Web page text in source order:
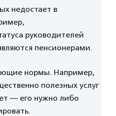
недостает в
руководителей
пенсионерами.
нормы. Например,
полезных услуг
— его нужно либо